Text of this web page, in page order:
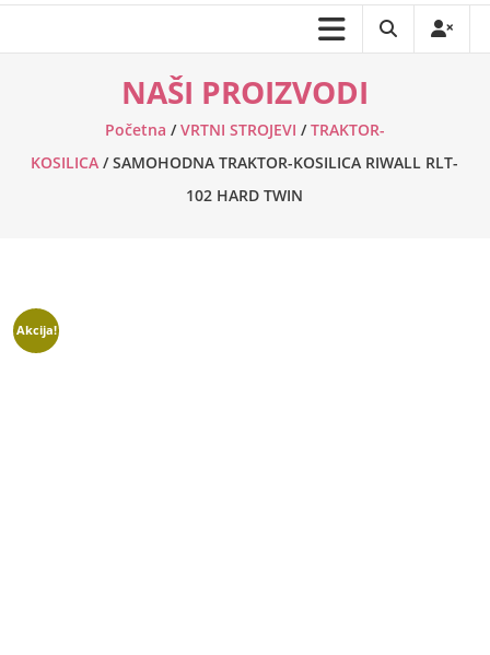
NAŠI PROIZVODI
Početna /VRTNI STROJEVI /TRAKTOR-
KOSILICA / SAMOHODNA TRAKTOR-KOSILICA RIWALL RLT-
102 HARD TWIN
Akcija!